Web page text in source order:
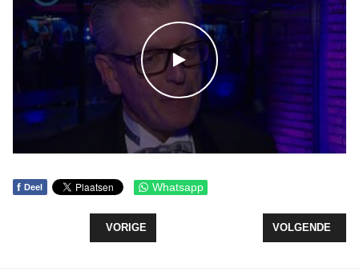
WATCH THE VIDEO
f Deel Whatsapp
VORIG ARTIKEL: HULP VOOR HARM!
VORIGE VOLGENDE
VOLGENDE